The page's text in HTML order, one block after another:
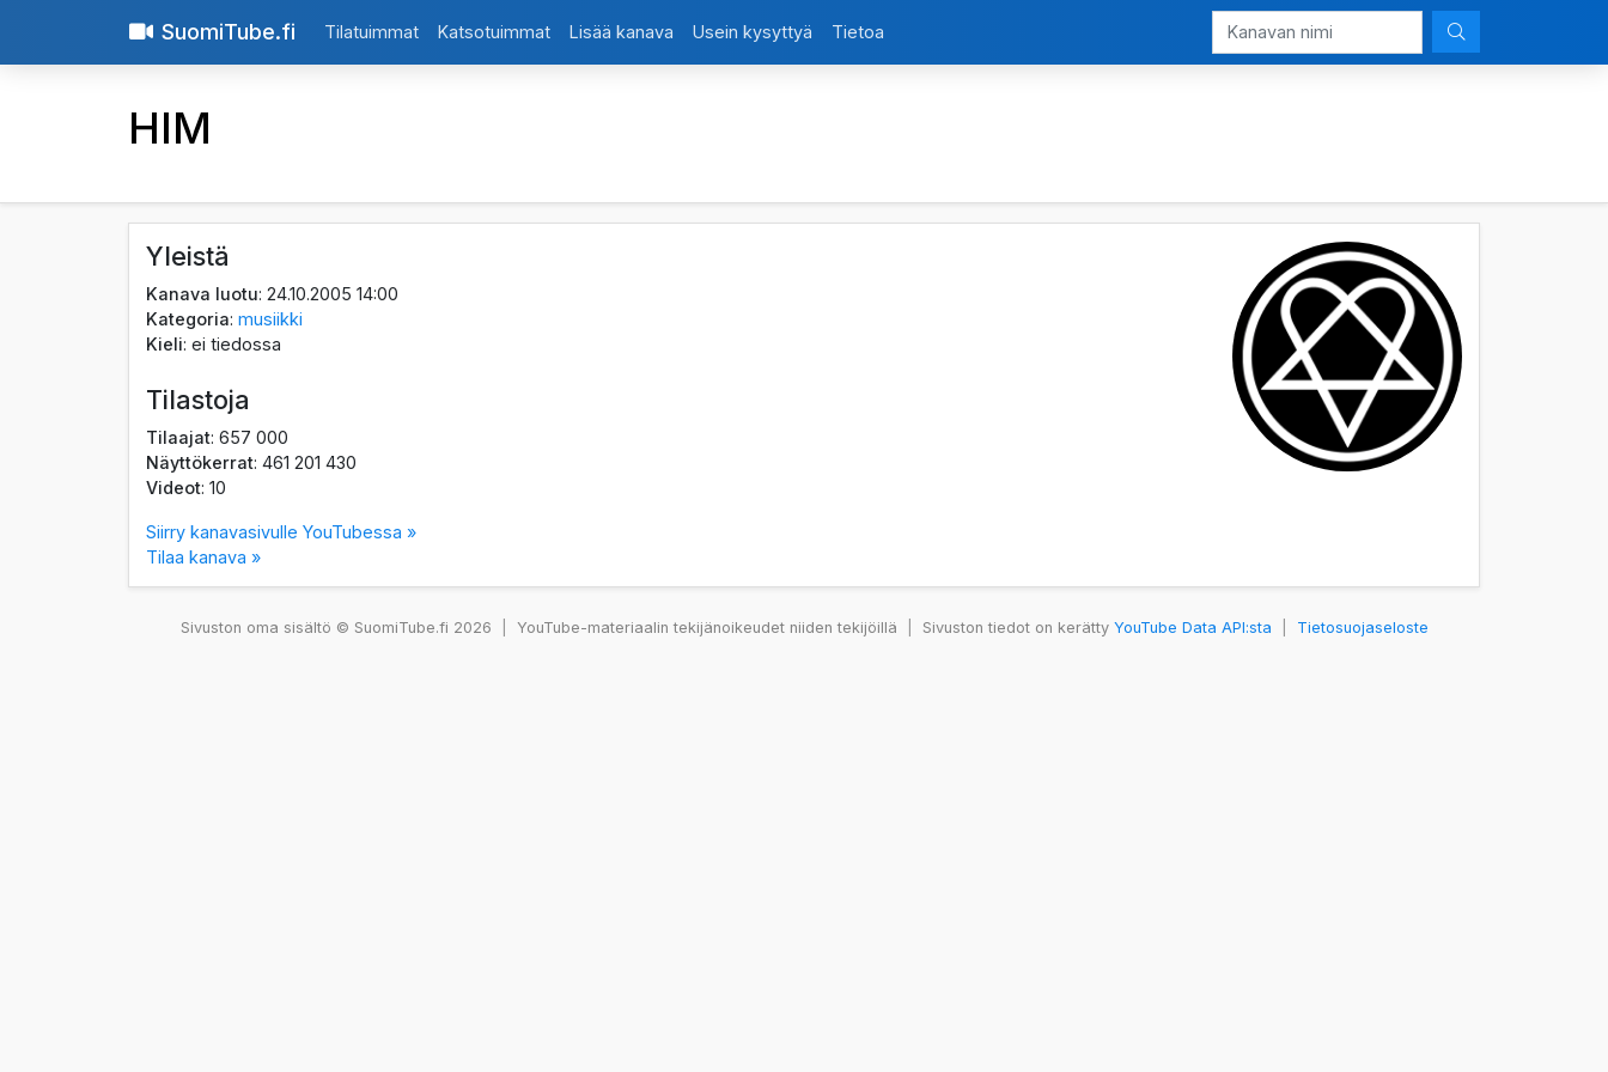
SuomiTube.fi Tilatuimmat Katsotuimmat Lisää kanava Usein kysyttyä Tietoa
HIM
Yleistä
Kanava luotu: 24.10.2005 14:00
Kategoria:musiikki
Kieli: ei tiedossa
Tilastoja
Tilaajat: 657 000
Näyttökerrat: 461 201 430
Videot: 10
Siirry kanavasivulle YouTubessa »
Tilaa kanava »
Sivuston oma sisältö © SuomiTube.fi 2026 YouTube-materiaalin tekijänoikeudet niiden tekijöillä Sivuston tiedot on kerätty YouTube Data API:sta Tietosuojaseloste